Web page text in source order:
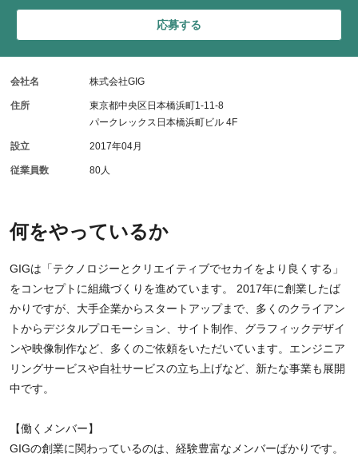
何をやっているか
GIGは「テクノロジーとクリエイティブでセカイをより良くする」
をコンセプトに組織づくりを進めています。 2017年に創業したば
かりですが、大手企業からスタートアップまで、多くのクライアン
トからデジタルプロモーション、サイト制作、グラフィックデザイ
ンや映像制作など、多くのご依頼をいただいています。エンジニア
リングサービスや自社サービスの立ち上げなど、新たな事業も展開
中です。
【働くメンバー】
GIGの創業に関わっているのは、経験豊富なメンバーばかりです。
応募する
会社名 株式会社GIG
住所
東京都中央区日本橋浜町1-11-8
パークレックス日本橋浜町ビル 4F
設立 2017年04月
従業員数 80人